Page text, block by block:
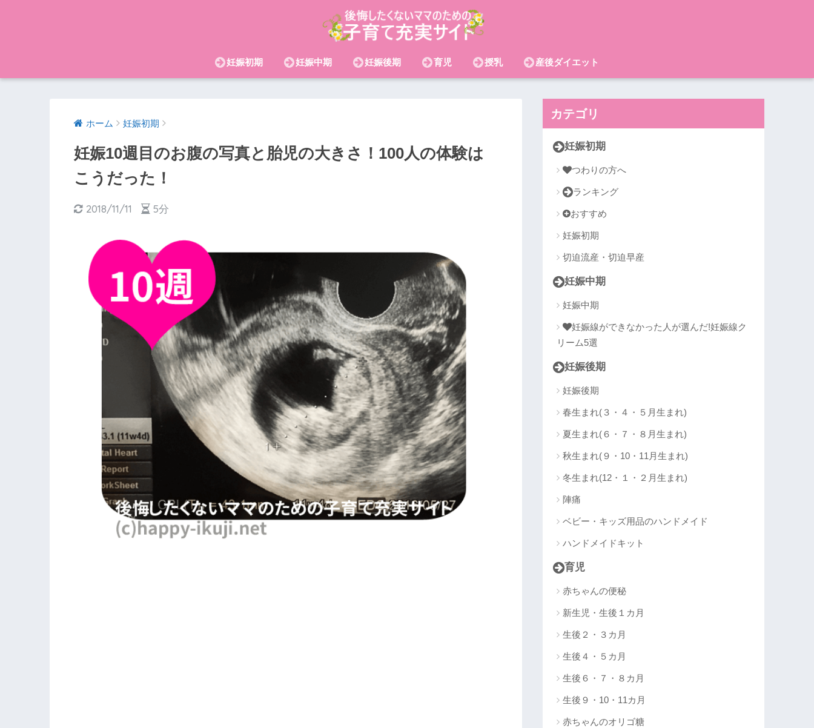
妊娠初期 妊娠中期 妊娠後期 育児 授乳 産後ダイエット
ホーム 妊娠初期
妊娠10週目のお腹の写真と胎児の大きさ！100人の体験は
こうだった！
2018/11/11 5分
カテゴリ
妊娠初期
つわりの方へ
ランキング
おすすめ
妊娠初期
切迫流産・切迫早産
妊娠中期
妊娠中期
妊娠線ができなかった人が選んだ!妊娠線ク
リーム5選
妊娠後期
妊娠後期
春生まれ(３・４・５月生まれ)
夏生まれ(６・７・８月生まれ)
秋生まれ(９・10・11月生まれ)
冬生まれ(12・１・２月生まれ)
陣痛
ベビー・キッズ用品のハンドメイド
ハンドメイドキット
育児
赤ちゃんの便秘
新生児・生後１カ月
生後２・３カ月
生後４・５カ月
生後６・７・８カ月
生後９・10・11カ月
赤ちゃんのオリゴ糖